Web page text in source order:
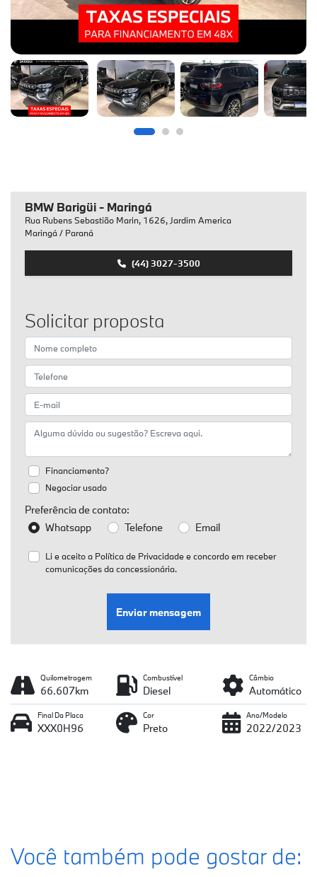
BMW Barigüi - Maringá
Rua Rubens Sebastião Marin, 1626, Jardim America
Maringá / Paraná
(44) 3027-3500
Solicitar proposta
Financiamento?
Negociar usado
Preferência de contato:
Whatsapp
Telefone Email
Li e aceito a Política de Privacidadee concordo em receber
comunicações da concessionária.
Enviar mensagem
Câmbio
Automático
Combustível
Diesel
Quilometragem
66.607km
Ano/Modelo
2022/2023
Cor
Preto
Final Da Placa
XXX0H96
Você também pode gostar de: